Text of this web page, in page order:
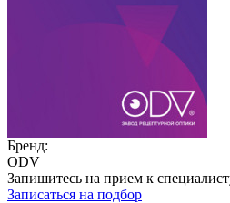
Бренд:
ODV
Запишитесь на прием к
Записаться на подбор